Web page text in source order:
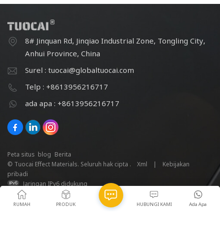
8# Jinquan Rd, Jinqiao Industrial Zone, Tongling City,
Anhui Province, China
Surel : tuocai@globaltuocai.com
Telp : +8613956216717
ada apa : +8613956216717
Peta situs blog Berita
© Tuocai Effect Materials. Seluruh hak cipta .
Xml |
Kebijakan
pribadi
Jaringan IPv6 didukung
RUMAH PRODUK Ada Apa
HUBUNGI KAMI